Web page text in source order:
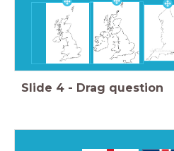
Slide 4 - Drag question